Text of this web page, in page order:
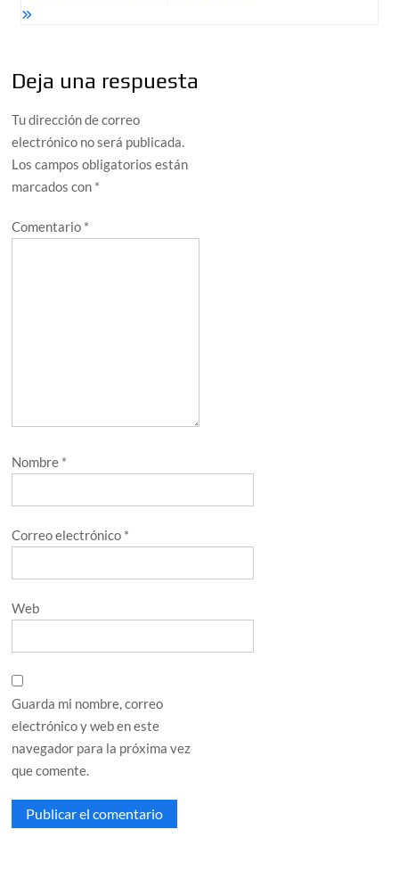
Deja una respuesta
Tu dirección de correo
electrónico no será publicada.
Los campos obligatorios están
marcados con *
Comentario *
Nombre *
Correo electrónico *
Web
Guarda mi nombre, correo
electrónico y web en este
navegador para la próxima vez
que comente.